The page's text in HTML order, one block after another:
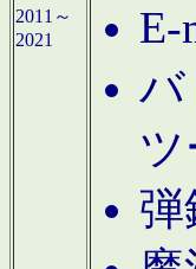
2011～
2021
E-
バ
ツ
弾